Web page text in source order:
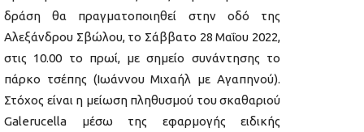
δράση θα πραγματοποιηθεί στην οδό της
Αλεξάνδρου Σβώλου, το Σάββατο 28 Μαΐου 2022,
στις 10.00 το πρωί, με σημείο συνάντησης το
πάρκο τσέπης (Ιωάννου Μιχαήλ με Αγαπηνού).
Στόχος είναι η μείωση πληθυσμού του σκαθαριού
Galerucella μέσω της εφαρμογής ειδικής